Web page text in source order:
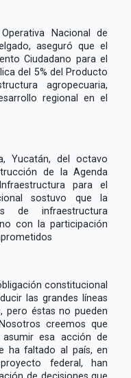
Nacional de
aseguró que el
Ciudadano para el
del 5% del Producto
agropecuaria,
regional en el
Yucatán, del octavo
de la Agenda
para el
sostuvo que la
de infraestructura
con la participación
constitucional
las grandes líneas
pero éstas no pueden
creemos que
esa acción de
ha faltado al país, en
federal, han
de decisiones que